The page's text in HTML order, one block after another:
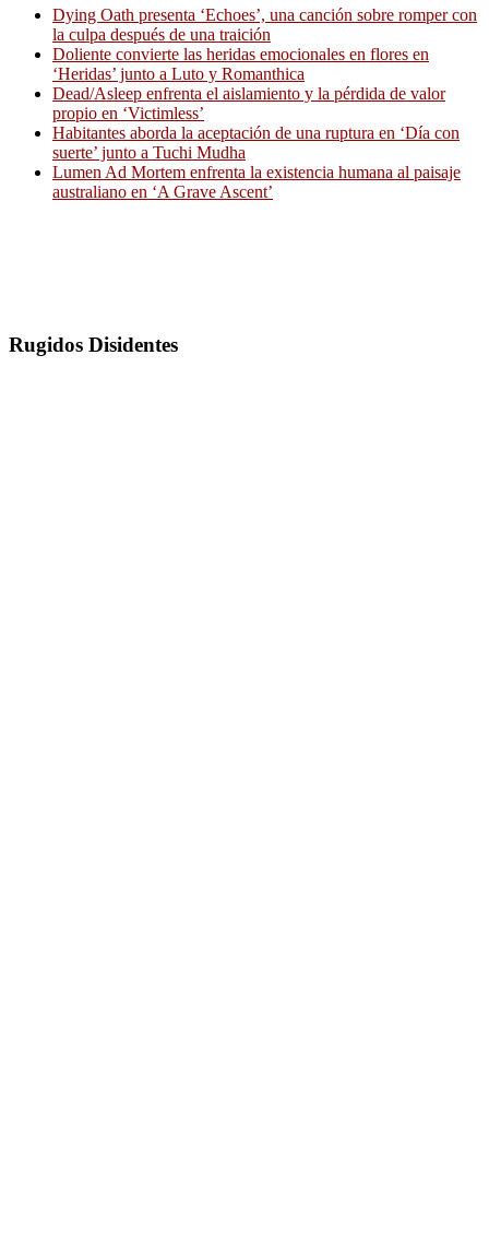
Dying Oath presenta ‘Echoes’, una canción sobre romper con
la culpa después de una traición
Doliente convierte las heridas emocionales en flores en
‘Heridas’ junto a Luto y Romanthica
Dead/Asleep enfrenta el aislamiento y la pérdida de valor
propio en ‘Victimless’
Habitantes aborda la aceptación de una ruptura en ‘Día con
suerte’ junto a Tuchi Mudha
Lumen Ad Mortem enfrenta la existencia humana al paisaje
australiano en ‘A Grave Ascent’
Rugidos Disidentes